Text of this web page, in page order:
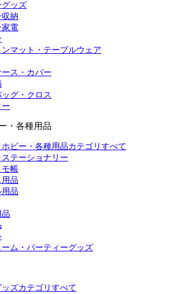
グッズ
納
家電
ンマット・テーブルウェア
ス・カバー
グ・クロス
ー
・各種用品
ビー・各種用品カテゴリすべて
テーショナリー
モ帳
品
用品
品
ーム・パーティーグッズ
ズカテゴリすべて